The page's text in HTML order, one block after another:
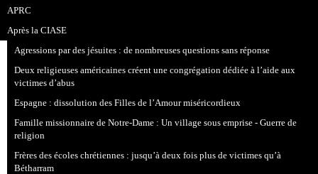
APRC
Après la CIASE
Agressions par des jésuites : de nombreuses questions sans réponse
Deux religieuses américaines créent une congrégation dédiée à l’aide aux
victimes d’abus
Espagne : dissolution des Filles de l’Amour miséricordieux
Famille missionnaire de Notre-Dame : Un village sous emprise - Guerre de
religion
Frères des écoles chrétiennes : jusqu’à deux fois plus de victimes qu’à
Bétharram